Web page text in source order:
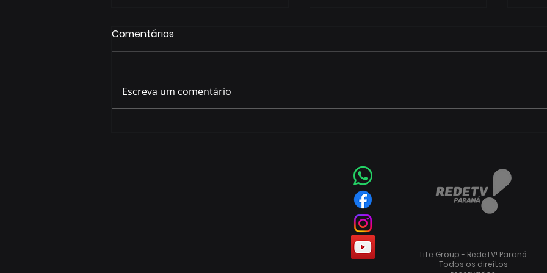
incentivos fiscais de R$ 133
milhões
Comentários
Escreva um comentário
Life Group - RedeTV! Paraná
Todos os direitos